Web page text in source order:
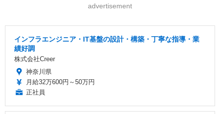
advertisement
インフラエンジニア・IT基盤の設計・構築・丁寧な指導・業
績好調
株式会社Creer
神奈川県
月給32万600円～50万円
正社員